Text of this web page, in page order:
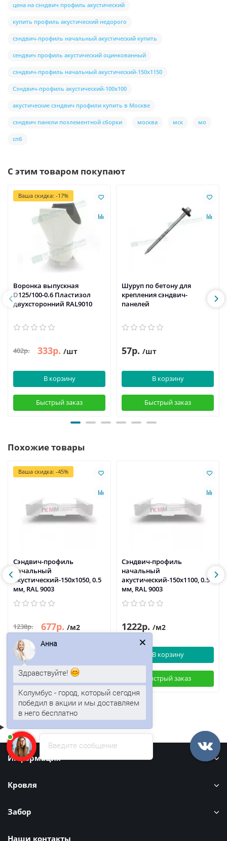
цена на сэндвич профиль акустический
купить профиль акустический недорого
сэндвич-профиль начальный акустический купить
сендвич профиль акустический оцинкованный
сэндвич-профиль начальный акустический-150х1150
Сэндвич-профиль акустический-100х100
акустические сэндвич профили купить в Москве
сэндвич панели поэлементной сборки москва мск мо
спб
С этим товаром покупают
Ваша скидка: -17%
Воронка выпускная
D125/100-0.6 Пластизол
двухсторонний RAL9010
402р. 333р. /шт
В корзину
Быстрый заказ
Шуруп по бетону для
крепления сэндвич-
панелей
57р. /шт
В корзину
Быстрый заказ
Похожие товары
Ваша скидка: -45%
Сэндвич-профиль
начальный
акустический-150х1050, 0.5
мм, RAL 9003
1238р. 677р. /м2
Быстрый заказ
Сэндвич-профиль
начальный
акустический-150х1100, 0.5
мм, RAL 9003
1222р. /м2
В корзину
Быстрый заказ
Информация
Кровля
Забор
Наши контакты
Введите сообщение
Анна
Здравствуйте!
Колумбус - город, который сегодня
победил в акции и мы доставляем
в него бесплатно